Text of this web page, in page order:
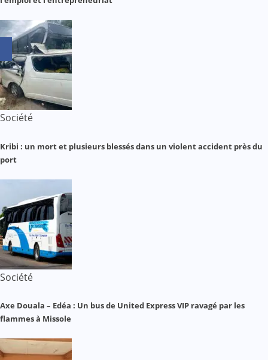
Société
Kribi : un mort et plusieurs blessés dans un violent accident près du
port
Société
Axe Douala – Edéa : Un bus de United Express VIP ravagé par les
flammes à Missole